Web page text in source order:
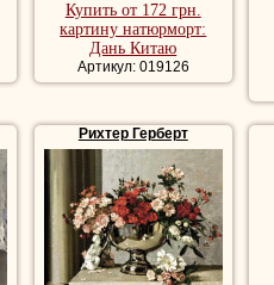
Купить от 172 грн.
картину натюрморт:
Дань Китаю
Артикул: 019126
Рихтер Герберт